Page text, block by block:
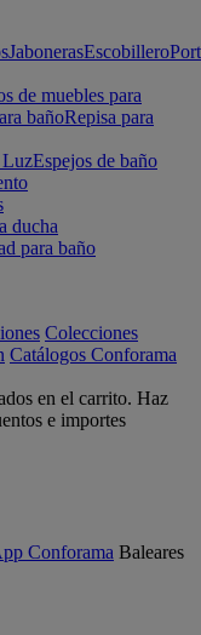
JabonerasEscobillero
de muebles para
bañoRepisa para
LuzEspejos de baño
ducha
para baño
Colecciones
Catálogos Conforama
en el carrito. Haz
e importes
Conforama Baleares